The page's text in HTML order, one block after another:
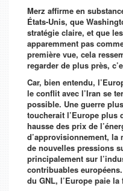
Merz affirme en
États-Unis, que
stratégie claire, et que
apparemment pas
première vue, cela
regarder de plus près,
Car, bien entendu,
le conflit avec l’Iran se
possible. Une guerre
toucherait l’Europe plus
hausse des prix de
d’approvisionnement, la
de nouvelles pressions
principalement sur
contribuables
du GNL, l’Europe paie la